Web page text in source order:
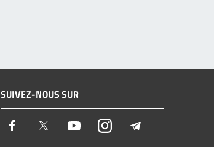
SUIVEZ-NOUS SUR
Facebook Twitter YoutubeInstagram